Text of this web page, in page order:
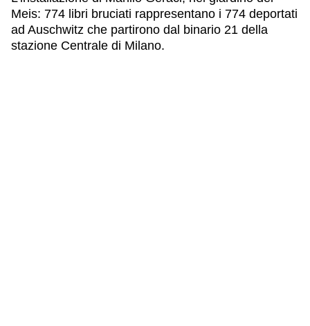
Meis: 774 libri bruciati rappresentano i 774 deportati
ad Auschwitz che partirono dal binario 21 della
stazione Centrale di Milano.